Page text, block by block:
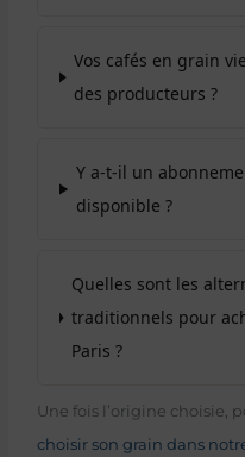
Vos cafés en grain
des producteurs ?
Y a-t-il un
disponible ?
Quelles sont les
traditionnels pour
Paris ?
Une fois l’origine choisie,
choisir son grain dans